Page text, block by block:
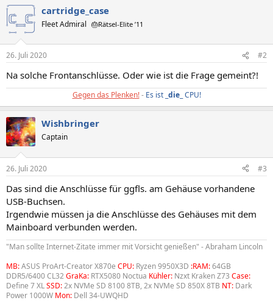
cartridge_case
Fleet Admiral 🎂Rätsel-Elite ’11
26. Juli 2020 #2
Na solche Frontanschlüsse. Oder wie ist die Frage gemeint?!
Gegen das Plenken!- Es ist _ die_ CPU!
Wishbringer
Captain
26. Juli 2020 #3
Das sind die Anschlüsse für ggfls. am Gehäuse vorhandene
USB-Buchsen.
Irgendwie müssen ja die Anschlüsse des Gehäuses mit dem
Mainboard verbunden werden.
"Man sollte Internet-Zitate immer mit Vorsicht genießen" - Abraham Lincoln
MB:ASUS ProArt-Creator X870e CPU: Ryzen 9950X3D :RAM:64GB
DDR5/6400 CL32GraKa: RTX5080 Noctua Kühler: Nzxt Kraken Z73 Case:
Define 7 XLSSD:2x NVMe SD 8100 8TB, 2x NVMe SD 850X 8TB NT: Dark
Power 1000W Mon: Dell 34-UWQHD